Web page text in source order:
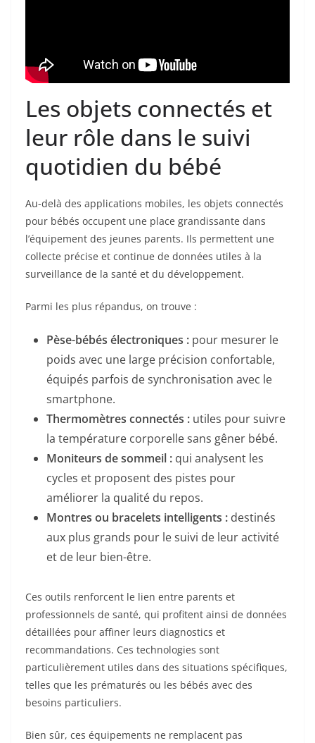
Les objets connectés et
leur rôle dans le suivi
quotidien du bébé
Au-delà des applications mobiles, les objets connectés
pour bébés occupent une place grandissante dans
l’équipement des jeunes parents. Ils permettent une
collecte précise et continue de données utiles à la
surveillance de la santé et du développement.
Parmi les plus répandus, on trouve :
Pèse-bébés électroniques : pour mesurer le
poids avec une large précision confortable,
équipés parfois de synchronisation avec le
smartphone.
Thermomètres connectés : utiles pour suivre
la température corporelle sans gêner bébé.
Moniteurs de sommeil : qui analysent les
cycles et proposent des pistes pour
améliorer la qualité du repos.
Montres ou bracelets intelligents : destinés
aux plus grands pour le suivi de leur activité
et de leur bien-être.
Ces outils renforcent le lien entre parents et
professionnels de santé, qui profitent ainsi de données
détaillées pour affiner leurs diagnostics et
recommandations. Ces technologies sont
particulièrement utiles dans des situations spécifiques,
telles que les prématurés ou les bébés avec des
besoins particuliers.
Bien sûr, ces équipements ne remplacent pas